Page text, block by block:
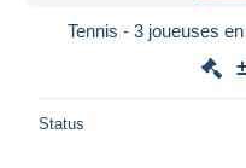
Tennis - 3 joueuses
Status